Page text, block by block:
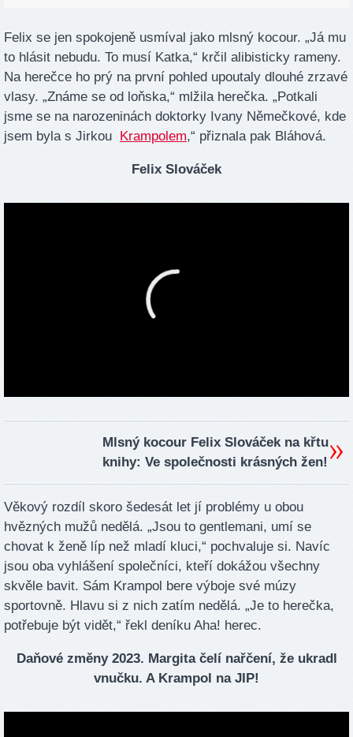
Felix se jen spokojeně usmíval jako mlsný kocour. „Já mu
to hlásit nebudu. To musí Katka,“ krčil alibisticky rameny.
Na herečce ho prý na první pohled upoutaly dlouhé zrzavé
vlasy. „Známe se od loňska,“ mlžila herečka. „Potkali
jsme se na narozeninách doktorky Ivany Němečkové, kde
jsem byla s Jirkou
Krampolem,“ přiznala pak Bláhová.
Felix Slováček
Mlsný kocour Felix Slováček na křtu
knihy: Ve společnosti krásných žen!
Věkový rozdíl skoro šedesát let jí problémy u obou
hvězných mužů nedělá. „Jsou to gentlemani, umí se
chovat k ženě líp než mladí kluci,“ pochvaluje si. Navíc
jsou oba vyhlášení společníci, kteří dokážou všechny
skvěle bavit. Sám Krampol bere výboje své múzy
sportovně. Hlavu si z nich zatím nedělá. „Je to herečka,
potřebuje být vidět,“ řekl deníku Aha! herec.
Daňové změny 2023. Margita čelí nařčení, že ukradl
vnučku. A Krampol na JIP!